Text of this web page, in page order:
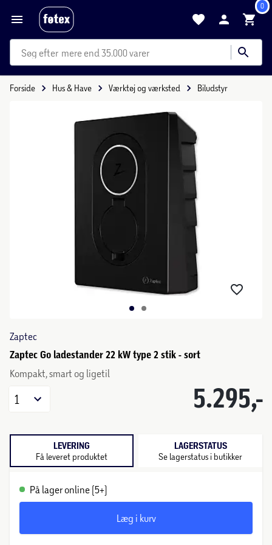
0
mere end 35.000 varer
Forside Hus & Have Værktøj og værksted Biludstyr
Zaptec
Zaptec Go ladestander 22 kW type 2 stik - sort
Kompakt, smart og ligetil
5.295,-
1
LEVERING
Få leveret produktet
LAGERSTATUS
Se lagerstatus i butikker
På lager online (5+)
Læg i kurv